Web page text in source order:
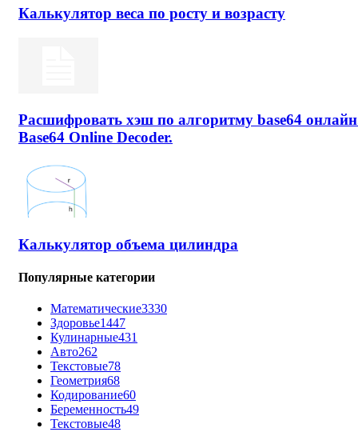
Калькулятор веса по росту и возрасту
Расшифровать хэш по алгоритму base64
Base64 Online Decoder.
Калькулятор объема цилиндра
Популярные категории
Математические3330
Здоровье1447
Кулинарные431
Авто262
Текстовые78
Геометрия68
Кодирование60
Беременность49
Текстовые48